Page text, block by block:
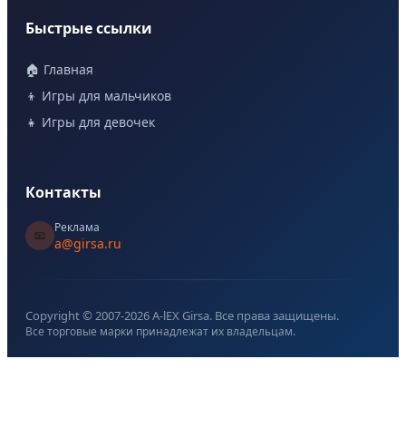
Быстрые ссылки
🏠 Главная
👦 Игры для мальчиков
👧 Игры для девочек
Контакты
📧
Реклама
a@girsa.ru
Copyright © 2007-2026A-lEX Girsa. Все права защищены.
Все торговые марки принадлежат их владельцам.